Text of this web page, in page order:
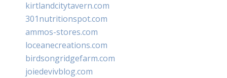
kirtlandcitytavern.com
301nutritionspot.com
ammos-stores.com
loceanecreations.com
birdsongridgefarm.com
joiedevivblog.com